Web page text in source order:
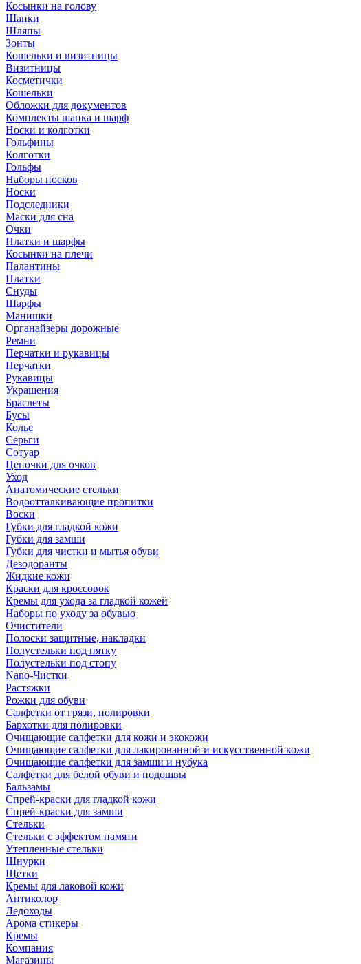
Косынки на голову
Шапки
Шляпы
Зонты
Кошельки и визитницы
Визитницы
Косметички
Кошельки
Обложки для документов
Комплекты шапка и шарф
Носки и колготки
Гольфины
Колготки
Гольфы
Наборы носков
Носки
Подследники
Маски для сна
Очки
Платки и шарфы
Косынки на плечи
Палантины
Платки
Снуды
Шарфы
Манишки
Органайзеры дорожные
Ремни
Перчатки и рукавицы
Перчатки
Рукавицы
Украшения
Браслеты
Бусы
Колье
Серьги
Сотуар
Цепочки для очков
Уход
Анатомические стельки
Водоотталкивающие пропитки
Воски
Губки для гладкой кожи
Губки для замши
Губки для чистки и мытья обуви
Дезодоранты
Жидкие кожи
Краски для кроссовок
Кремы для ухода за гладкой кожей
Наборы по уходу за обувью
Очистители
Полоски защитные, накладки
Полустельки под пятку
Полустельки под стопу
Nano-Чистки
Растяжки
Рожки для обуви
Салфетки от грязи, полировки
Бархотки для полировки
Очищающие салфетки для кожи и экокожи
Очищающие салфетки для лакированной и искусственной кожи
Очищающие салфетки для замши и нубука
Салфетки для белой обуви и подошвы
Бальзамы
Спрей-краски для гладкой кожи
Спрей-краски для замши
Стельки
Стельки с эффектом памяти
Утепленные стельки
Шнурки
Щетки
Кремы для лаковой кожи
Антиколор
Ледоходы
Арома стикеры
Кремы
Компания
Магазины